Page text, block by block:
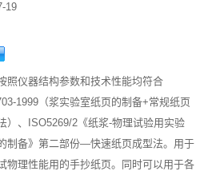
19
照仪器结构参数和技术性能均符合
1999（浆实验室纸页的制备+常规纸页
）、ISO5269/2《纸浆-物理试验用实验
制备》第二部份—快速纸页成型法。用于
物理性能用的手抄纸页。同时可以用于各